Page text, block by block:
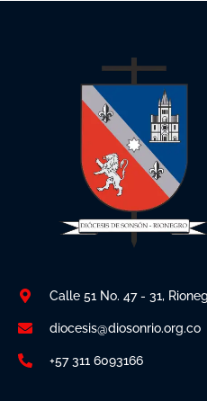
Calle 51 No. 47 - 31,
diocesis@diosonrio.org.co
+57 311 6093166